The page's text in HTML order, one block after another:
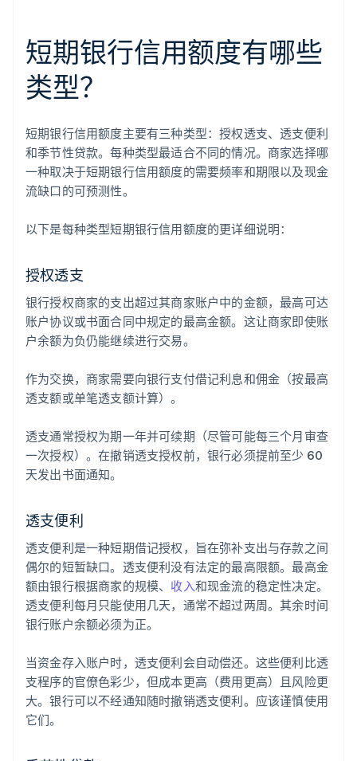
短期银行信用额度有哪些
类型？
短期银行信用额度主要有三种类型：授权透支、透支便利
和季节性贷款。每种类型最适合不同的情况。商家选择哪
一种取决于短期银行信用额度的需要频率和期限以及现金
流缺口的可预测性。
以下是每种类型短期银行信用额度的更详细说明：
授权透支
银行授权商家的支出超过其商家账户中的金额，最高可达
账户协议或书面合同中规定的最高金额。这让商家即使账
户余额为负仍能继续进行交易。
作为交换，商家需要向银行支付借记利息和佣金（按最高
透支额或单笔透支额计算）。
透支通常授权为期一年并可续期（尽管可能每三个月审查
一次授权）。在撤销透支授权前，银行必须提前至少 60
天发出书面通知。
透支便利
透支便利是一种短期借记授权，旨在弥补支出与存款之间
偶尔的短暂缺口。透支便利没有法定的最高限额。最高金
额由银行根据商家的规模、 收入和现金流的稳定性决定。
透支便利每月只能使用几天，通常不超过两周。其余时间
银行账户余额必须为正。
当资金存入账户时，透支便利会自动偿还。这些便利比透
支程序的官僚色彩少，但成本更高（费用更高）且风险更
大。银行可以不经通知随时撤销透支便利。应该谨慎使用
它们。